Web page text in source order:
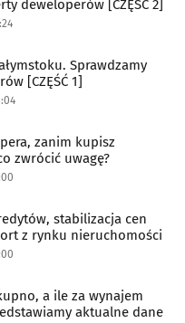
deweloperów [CZĘŚĆ 2]
Sprawdzamy
[CZĘŚĆ 1]
zanim kupisz
zwrócić uwagę?
stabilizacja cen
z rynku nieruchomości
a ile za wynajem
aktualne dane